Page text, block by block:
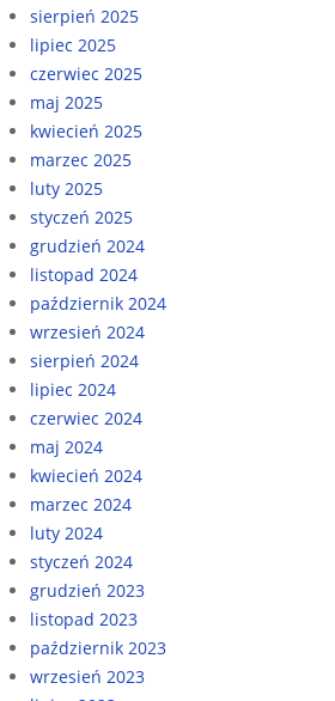
sierpień 2025
lipiec 2025
czerwiec 2025
maj 2025
kwiecień 2025
marzec 2025
luty 2025
styczeń 2025
grudzień 2024
listopad 2024
październik 2024
wrzesień 2024
sierpień 2024
lipiec 2024
czerwiec 2024
maj 2024
kwiecień 2024
marzec 2024
luty 2024
styczeń 2024
grudzień 2023
listopad 2023
październik 2023
wrzesień 2023